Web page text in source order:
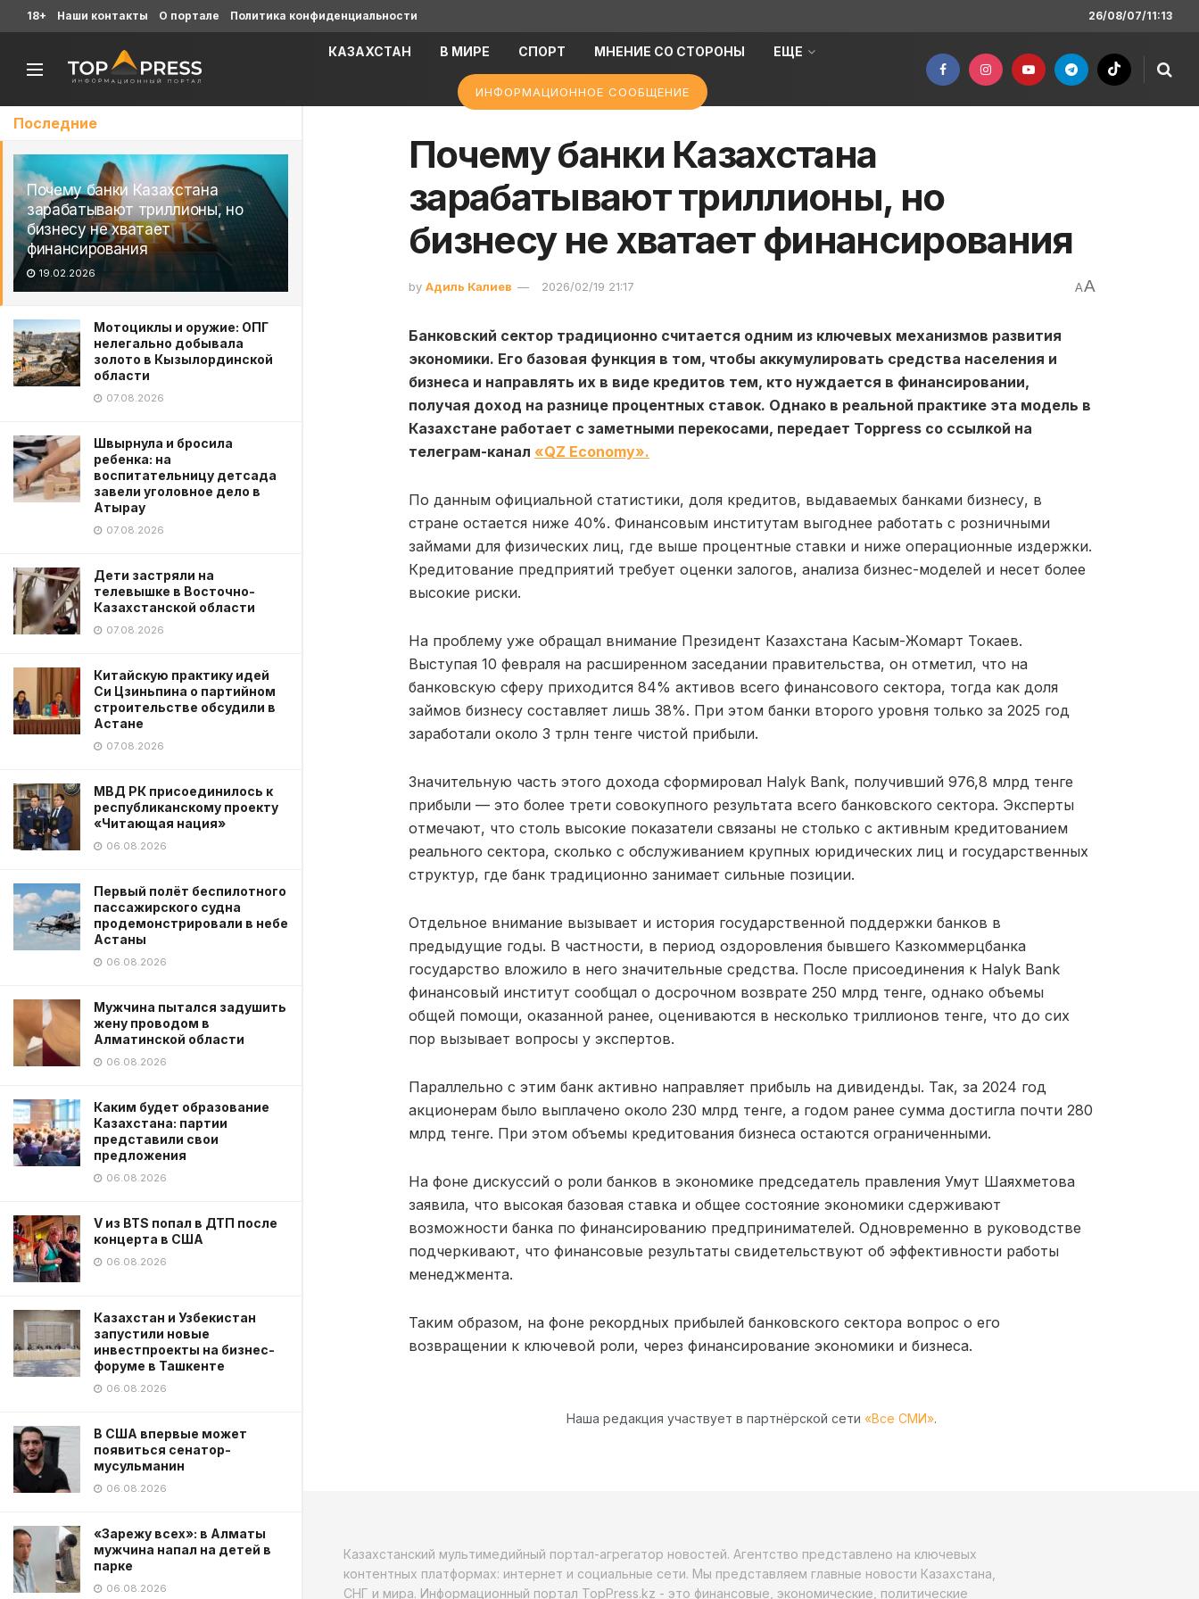
Последние
Почему банки Казахстана
зарабатывают триллионы, но
бизнесу не хватает
финансирования
19.02.2026
Мотоциклы и оружие: ОПГ
нелегально добывала
золото в Кызылординской
области
07.08.2026
Швырнула и бросила
ребенка: на
воспитательницу детсада
завели уголовное дело в
Атырау
07.08.2026
Дети застряли на
телевышке в Восточно-
Казахстанской области
07.08.2026
Китайскую практику идей
Си Цзиньпина о партийном
строительстве обсудили в
Астане
07.08.2026
МВД РК присоединилось к
республиканскому проекту
«Читающая нация»
06.08.2026
Первый полёт беспилотного
пассажирского судна
продемонстрировали в небе
Астаны
06.08.2026
Мужчина пытался задушить
жену проводом в
Алматинской области
06.08.2026
Каким будет образование
Казахстана: партии
представили свои
предложения
06.08.2026
V из BTS попал в ДТП после
концерта в США
06.08.2026
Казахстан и Узбекистан
запустили новые
инвестпроекты на бизнес-
форуме в Ташкенте
06.08.2026
В США впервые может
появиться сенатор-
мусульманин
06.08.2026
«Зарежу всех»: в Алматы
мужчина напал на детей в
парке
06.08.2026
18+ Наши контакты О портале Политика конфиденциальности 26/08/07/11:13
КАЗАХСТАН В МИРЕ СПОРТ МНЕНИЕ СО СТОРОНЫ ЕЩЕ
ИНФОРМАЦИОННОЕ СООБЩЕНИЕ
Почему банки Казахстана
зарабатывают триллионы, но
бизнесу не хватает финансирования
by Адиль Калиев 2026/02/19 21:17 AA
Банковский сектор традиционно считается одним из ключевых механизмов развития
экономики. Его базовая функция в том, чтобы аккумулировать средства населения и
бизнеса и направлять их в виде кредитов тем, кто нуждается в финансировании,
получая доход на разнице процентных ставок. Однако в реальной практике эта модель в
Казахстане работает с заметными перекосами, передает Toppress со ссылкой на
телеграм-канал «QZ Economy».
По данным официальной статистики, доля кредитов, выдаваемых банками бизнесу, в
стране остается ниже 40%. Финансовым институтам выгоднее работать с розничными
займами для физических лиц, где выше процентные ставки и ниже операционные издержки.
Кредитование предприятий требует оценки залогов, анализа бизнес-моделей и несет более
высокие риски.
На проблему уже обращал внимание Президент Казахстана Касым-Жомарт Токаев.
Выступая 10 февраля на расширенном заседании правительства, он отметил, что на
банковскую сферу приходится 84% активов всего финансового сектора, тогда как доля
займов бизнесу составляет лишь 38%. При этом банки второго уровня только за 2025 год
заработали около 3 трлн тенге чистой прибыли.
Значительную часть этого дохода сформировал Halyk Bank, получивший 976,8 млрд тенге
прибыли — это более трети совокупного результата всего банковского сектора. Эксперты
отмечают, что столь высокие показатели связаны не столько с активным кредитованием
реального сектора, сколько с обслуживанием крупных юридических лиц и государственных
структур, где банк традиционно занимает сильные позиции.
Отдельное внимание вызывает и история государственной поддержки банков в
предыдущие годы. В частности, в период оздоровления бывшего Казкоммерцбанка
государство вложило в него значительные средства. После присоединения к Halyk Bank
финансовый институт сообщал о досрочном возврате 250 млрд тенге, однако объемы
общей помощи, оказанной ранее, оцениваются в несколько триллионов тенге, что до сих
пор вызывает вопросы у экспертов.
Параллельно с этим банк активно направляет прибыль на дивиденды. Так, за 2024 год
акционерам было выплачено около 230 млрд тенге, а годом ранее сумма достигла почти 280
млрд тенге. При этом объемы кредитования бизнеса остаются ограниченными.
На фоне дискуссий о роли банков в экономике председатель правления Умут Шаяхметова
заявила, что высокая базовая ставка и общее состояние экономики сдерживают
возможности банка по финансированию предпринимателей. Одновременно в руководстве
подчеркивают, что финансовые результаты свидетельствуют об эффективности работы
менеджмента.
Таким образом, на фоне рекордных прибылей банковского сектора вопрос о его
возвращении к ключевой роли, через финансирование экономики и бизнеса.
Наша редакция участвует в партнёрской сети «Все СМИ».
Казахстанский мультимедийный портал-агрегатор новостей. Агентство представлено на ключевых
контентных платформах: интернет и социальные сети. Мы представляем главные новости Казахстана,
СНГ и мира. Информационный портал TopPress.kz - это финансовые, экономические, политические